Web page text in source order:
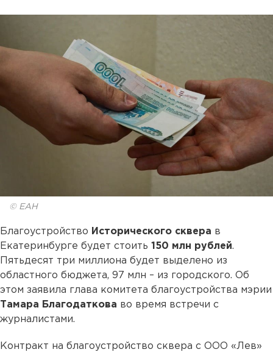
© ЕАН
Благоустройство Исторического сквера в
Екатеринбурге будет стоить 150 млн рублей.
Пятьдесят три миллиона будет выделено из
областного бюджета, 97 млн – из городского. Об
этом заявила глава комитета благоустройства мэрии
Тамара Благодаткова во время встречи с
журналистами.
Контракт на благоустройство сквера с ООО «Лев»